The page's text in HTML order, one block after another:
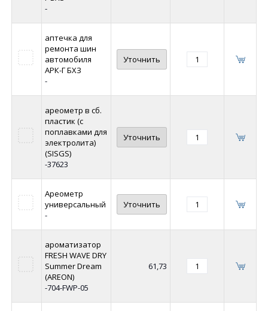
-
аптечка для
ремонта шин
автомобиля
АРК-Г БХЗ
-
Уточнить
ареометр в сб.
пластик (с
поплавками для
электролита)
(SISGS)
-37623
Уточнить
Ареометр
универсальный
-
Уточнить
ароматизатор
FRESH WAVE DRY
Summer Dream
(AREON)
-704-FWP-05
61,73